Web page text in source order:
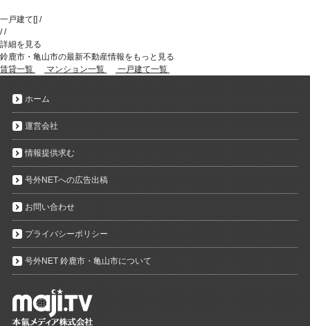
一戸建て [] /
//
詳細を見る
鈴鹿市・亀山市の最新不動産情報をもっと見る
賃貸一覧
マンション一覧 一戸建て一覧
ホーム
運営会社
情報提供求む
号外NETへの広告出稿
お問い合わせ
プライバシーポリシー
号外NET 鈴鹿市・亀山市について